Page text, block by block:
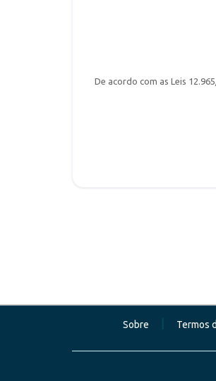
De acordo com as Leis
Sobre Termos